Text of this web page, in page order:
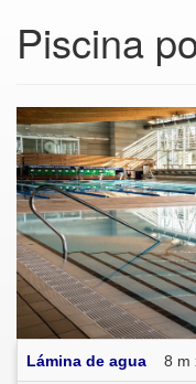
Piscina
Lámina de agua 8 m